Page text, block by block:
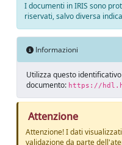
I documenti in IRIS sono
riservati, salvo diversa
Informazioni
Utilizza questo
documento: https://
Attenzione
Attenzione! I dati
validazione da parte